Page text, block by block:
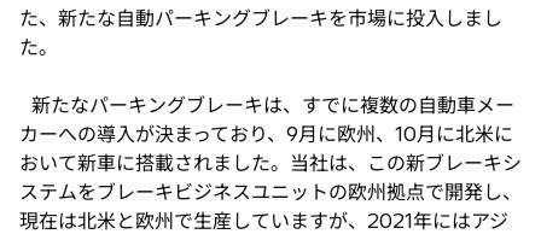
開
く
た、新たな自動パーキングブレーキを市場に投入しまし
た。
新たなパーキングブレーキは、すでに複数の自動車メー
カーへの導入が決まっており、9月に欧州、10月に北米に
おいて新車に搭載されました。当社は、この新ブレーキシ
ステムをブレーキビジネスユニットの欧州拠点で開発し、
現在は北米と欧州で生産していますが、2021年にはアジ